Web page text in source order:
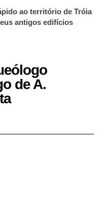
ao território de Tróia
antigos edifícios
de A.